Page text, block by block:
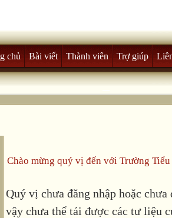
chủ Bài viết Thành viên Trợ giúp
Chào mừng quý vị đến với Trường
Quý vị chưa đăng nhập hoặc
vậy chưa thể tải được các tư liệu